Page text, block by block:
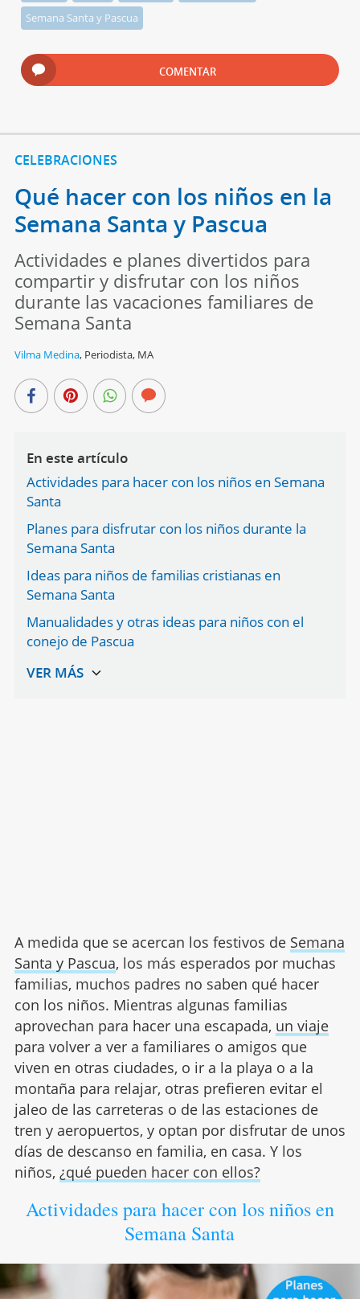
Semana Santa y Pascua
COMENTAR
CELEBRACIONES
Qué hacer con los niños en la
Semana Santa y Pascua
Actividades e planes divertidos para
compartir y disfrutar con los niños
durante las vacaciones familiares de
Semana Santa
Vilma Medina, Periodista, MA
En este artículo
Actividades para hacer con los niños en Semana
Santa
Planes para disfrutar con los niños durante la
Semana Santa
Ideas para niños de familias cristianas en
Semana Santa
Manualidades y otras ideas para niños con el
conejo de Pascua
A medida que se acercan los festivos de Semana
Santa y Pascua, los más esperados por muchas
familias, muchos padres no saben qué hacer
con los niños. Mientras algunas familias
aprovechan para hacer una escapada, un viaje
para volver a ver a familiares o amigos que
viven en otras ciudades, o ir a la playa o a la
montaña para relajar, otras prefieren evitar el
jaleo de las carreteras o de las estaciones de
tren y aeropuertos, y optan por disfrutar de unos
días de descanso en familia, en casa. Y los
niños, ¿qué pueden hacer con ellos?
Actividades para hacer con los niños en
Semana Santa